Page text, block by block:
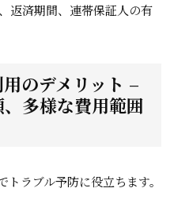
返済期間、連帯保証人の有
のデメリット –
多様な費用範囲
ラブル予防に役立ちます。